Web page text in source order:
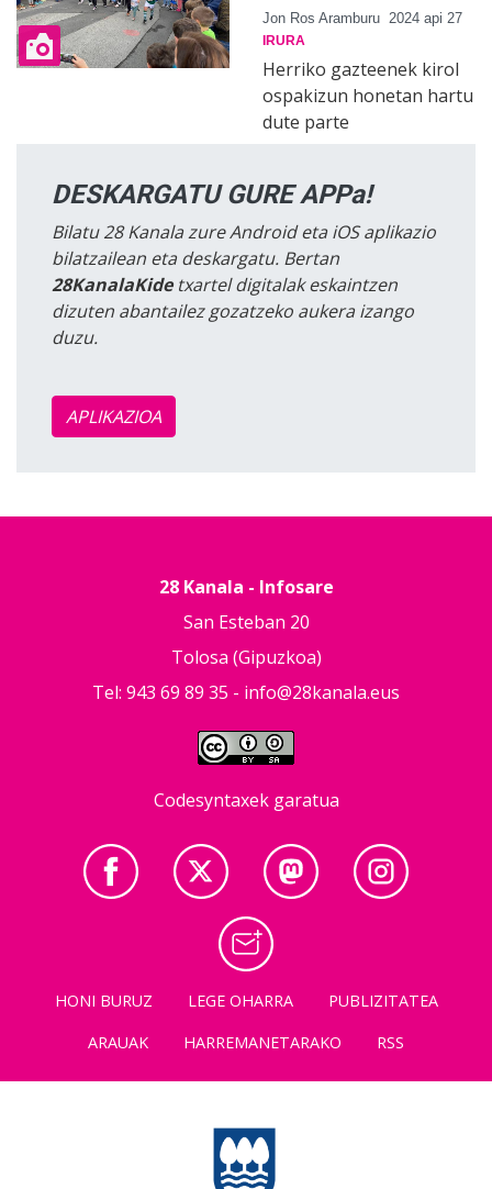
Jon Ros Aramburu 2024 api 27
IRURA
Herriko gazteenek kirol
ospakizun honetan hartu
dute parte
DESKARGATU GURE APPa!
Bilatu 28 Kanala zure Android eta iOS aplikazio
bilatzailean eta deskargatu. Bertan
28KanalaKidetxartel digitalak eskaintzen
dizuten abantailez gozatzeko aukera izango
duzu.
APLIKAZIOA
28 Kanala - Infosare
San Esteban 20
Tolosa (Gipuzkoa)
Tel: 943 69 89 35 - info@28kanala.eus
Codesyntaxek garatua
HONI BURUZ LEGE OHARRA
PUBLIZITATEA
ARAUAK
HARREMANETARAKO RSS